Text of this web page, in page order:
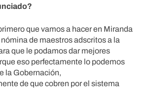
que vamos a hacer en Miranda
de maestros adscritos a la
que le podamos dar mejores
eso perfectamente lo podemos
la Gobernación,
de que cobren por el sistema